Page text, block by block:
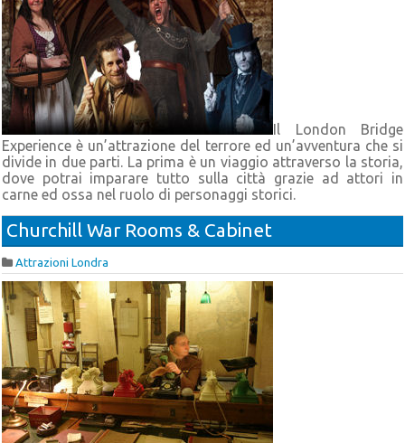
Il London Bridge
Experience è un’attrazione del terrore ed un’avventura che si
divide in due parti. La prima è un viaggio attraverso la storia,
dove potrai imparare tutto sulla città grazie ad attori in
carne ed ossa nel ruolo di personaggi storici.
Churchill War Rooms & Cabinet
Attrazioni Londra